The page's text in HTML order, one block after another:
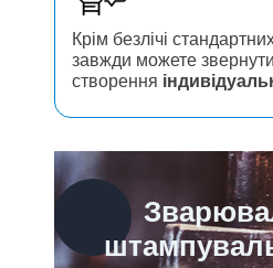
Крім безлічі
завжди можете
створення